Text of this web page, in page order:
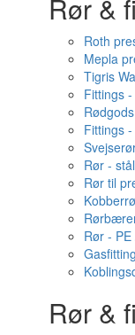
Rør &
Roth
Mepla
Tigris
Fittings
Rødgods
Fittings
Rør -
Rør til
Rør - PE
Rør &